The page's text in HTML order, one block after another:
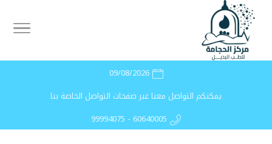
09/08/2026
يمكنكم التواصل معنا عبر صفحات التواصل الخاصة بنا
99994075 - 60640005